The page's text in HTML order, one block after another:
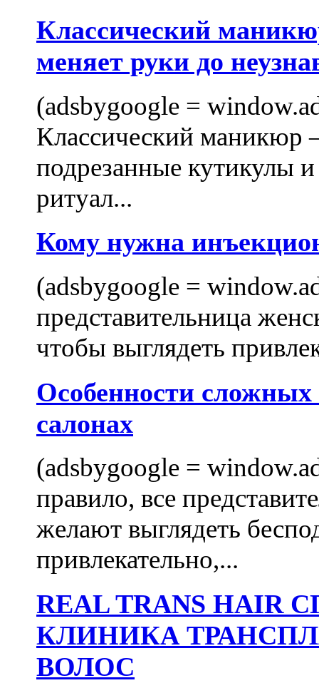
Классический
меняет руки до
(adsbygoogle =
Классический маникюр
подрезанные кутикулы
ритуал...
Кому нужна
(adsbygoogle =
представительница
чтобы выглядеть
Особенности
салонах
(adsbygoogle =
правило, все
желают выглядеть
привлекательно,...
REAL TRANS
КЛИНИКА
ВОЛОС